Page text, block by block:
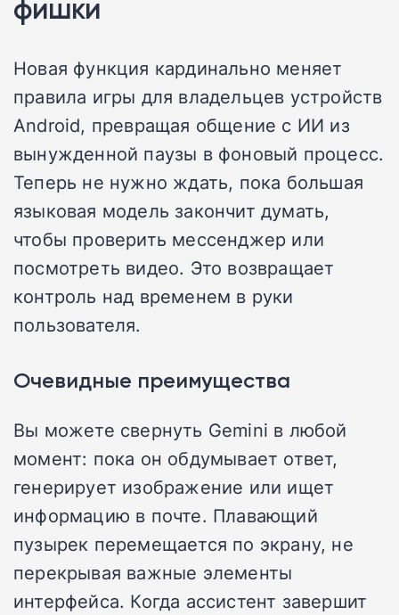
фишки
Новая функция кардинально меняет
правила игры для владельцев устройств
Android, превращая общение с ИИ из
вынужденной паузы в фоновый процесс.
Теперь не нужно ждать, пока большая
языковая модель закончит думать,
чтобы проверить мессенджер или
посмотреть видео. Это возвращает
контроль над временем в руки
пользователя.
Очевидные преимущества
Вы можете свернуть Gemini в любой
момент: пока он обдумывает ответ,
генерирует изображение или ищет
информацию в почте. Плавающий
пузырек перемещается по экрану, не
перекрывая важные элементы
интерфейса. Когда ассистент завершит